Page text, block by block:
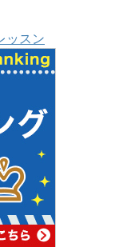
じ1 文字式の
く理解する1.1
文字も同じ1.2
い勉強法で
それには自分
も混ざってき
ますので、出来
ログでもお手
いただければ
ますので、お
さい。 もくじ
取れなくなる
ッスン